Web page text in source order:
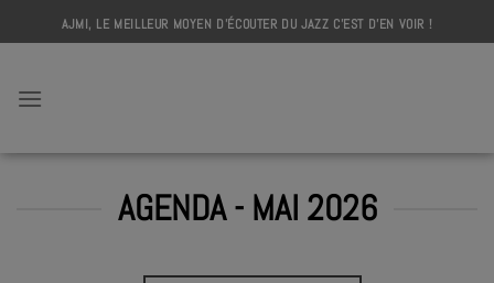
to
AJMI, LE MEILLEUR MOYEN D'ÉCOUTER DU JAZZ C'EST D'EN VOIR !
AGENDA - MAI 2026